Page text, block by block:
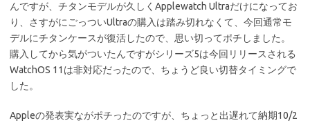
んですが、チタンモデルが久しくApplewatch Ultraだけになってお
り、さすがにごっついUltraの購入は踏み切れなくて、今回通常モ
デルにチタンケースが復活したので、思い切ってポチしました。
購入してから気がついたんですがシリーズ5は今回リリースされる
WatchOS 11は非対応だったので、ちょうど良い切替タイミングで
した。
Appleの発表実ながポチったのですが、ちょっと出遅れて納期10/2